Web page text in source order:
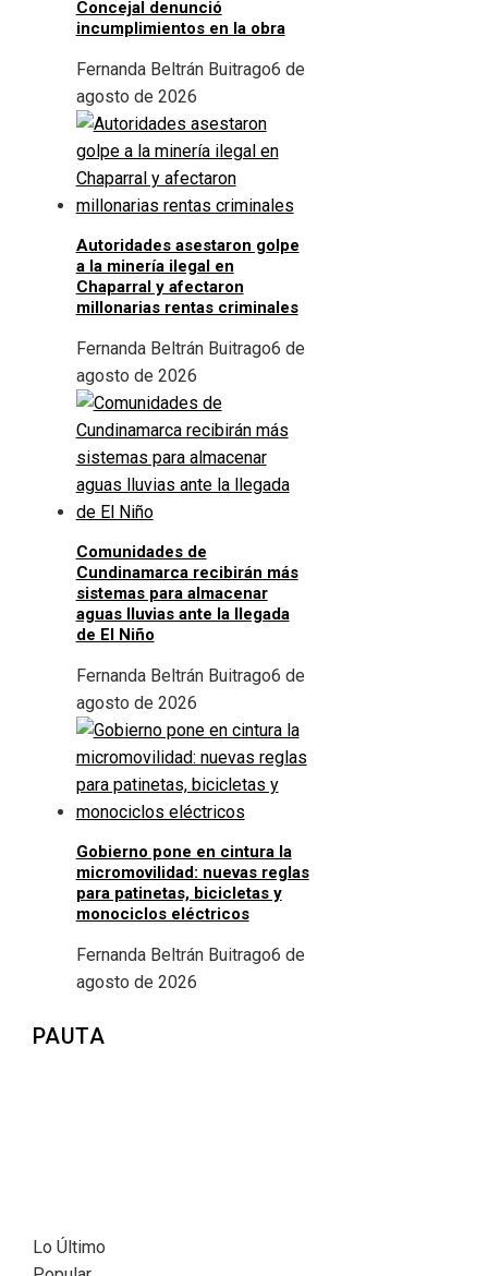
Concejal denunció
incumplimientos en la obra
Fernanda Beltrán Buitrago6 de
agosto de 2026
Autoridades asestaron golpe
a la minería ilegal en
Chaparral y afectaron
millonarias rentas criminales
Fernanda Beltrán Buitrago6 de
agosto de 2026
Comunidades de
Cundinamarca recibirán más
sistemas para almacenar
aguas lluvias ante la llegada
de El Niño
Fernanda Beltrán Buitrago6 de
agosto de 2026
Gobierno pone en cintura la
micromovilidad: nuevas reglas
para patinetas, bicicletas y
monociclos eléctricos
Fernanda Beltrán Buitrago6 de
agosto de 2026
PAUTA
Lo Último